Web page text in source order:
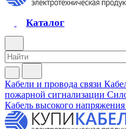
Каталог
Кабели и провода связи
пожарной сигнализации
Кабель высокого напряжения